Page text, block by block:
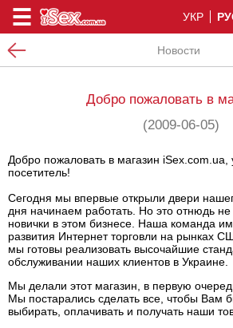
УКР
Новости
Добро пожаловать в
(2009-06-05)
Добро пожаловать в магазин
посетитель!
Сегодня мы впервые открыли двери
дня начинаем работать. Но это отнюдь не
новички в этом бизнесе. Наша команда
развития Интернет торговли на рынках
мы готовы реализовать высочайшие
обслуживании наших клиентов в Украине.
Мы делали этот магазин, в первую
Мы постарались сделать все, чтобы Вам
выбирать, оплачивать и получать наши